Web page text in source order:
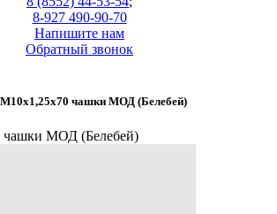
8-927 490-90-70
Напишите нам
Обратный звонок
чашки МОД (Белебей)
чашки МОД (Белебей)